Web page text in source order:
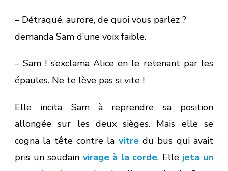
– Détraqué, aurore, de quoi vous parlez ?
demanda Sam d’une voix faible.
– Sam ! s’exclama Alice en le retenant par les
épaules. Ne te lève pas si vite !
Elle incita Sam à reprendre sa position
allongée sur les deux sièges. Mais elle se
cogna la tête contre la vitredu bus qui avait
pris un soudain virage à la corde. Ellejeta un